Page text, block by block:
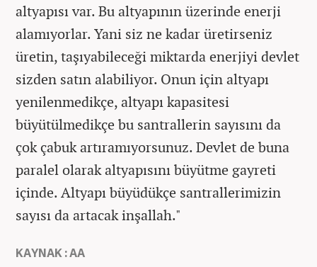
altyapısı var. Bu altyapının üzerinde enerji
alamıyorlar. Yani siz ne kadar üretirseniz
üretin, taşıyabileceği miktarda enerjiyi devlet
sizden satın alabiliyor. Onun için altyapı
yenilenmedikçe, altyapı kapasitesi
büyütülmedikçe bu santrallerin sayısını da
çok çabuk artıramıyorsunuz. Devlet de buna
paralel olarak altyapısını büyütme gayreti
içinde. Altyapı büyüdükçe santrallerimizin
sayısı da artacak inşallah."
KAYNAK : AA